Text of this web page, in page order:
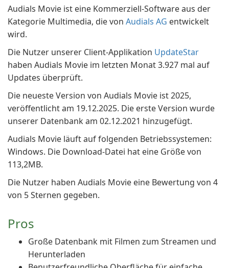
Audials Movie ist eine Kommerziell-Software aus der
Kategorie Multimedia, die von Audials AG entwickelt
wird.
Die Nutzer unserer Client-Applikation UpdateStar
haben Audials Movie im letzten Monat 3.927 mal auf
Updates überprüft.
Die neueste Version von Audials Movie ist 2025,
veröffentlicht am 19.12.2025. Die erste Version wurde
unserer Datenbank am 02.12.2021 hinzugefügt.
Audials Movie läuft auf folgenden Betriebssystemen:
Windows. Die Download-Datei hat eine Größe von
113,2MB.
Die Nutzer haben Audials Movie eine Bewertung von 4
von 5 Sternen gegeben.
Pros
Große Datenbank mit Filmen zum Streamen und
Herunterladen